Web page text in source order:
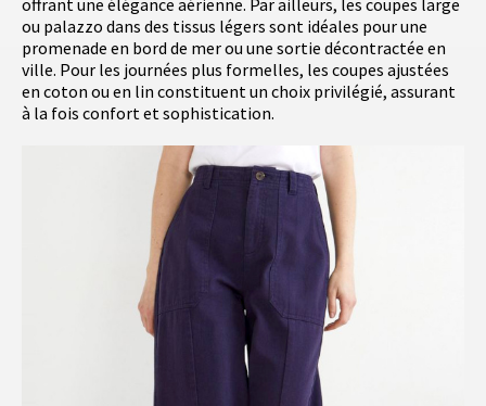
offrant une élégance aérienne. Par ailleurs, les coupes large
ou palazzo dans des tissus légers sont idéales pour une
promenade en bord de mer ou une sortie décontractée en
ville. Pour les journées plus formelles, les coupes ajustées
en coton ou en lin constituent un choix privilégié, assurant
à la fois confort et sophistication.